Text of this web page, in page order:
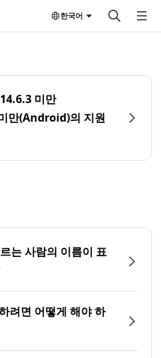
한국어
미만
만(Android)의 지원
는 사람의 이름이 표
려면 어떻게 해야 하